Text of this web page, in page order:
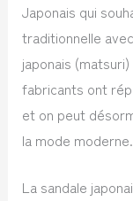
Japonais qui
traditionnelle
japonais
fabricants ont
et on peut
la mode moderne.
La sandale